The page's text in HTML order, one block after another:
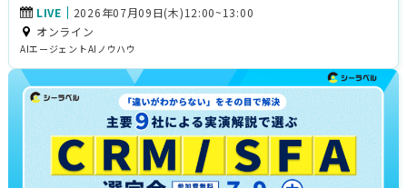
LIVE
2026年07月09日(木)12:00~13:00
オンライン
AIエージェントAI ノウハウ